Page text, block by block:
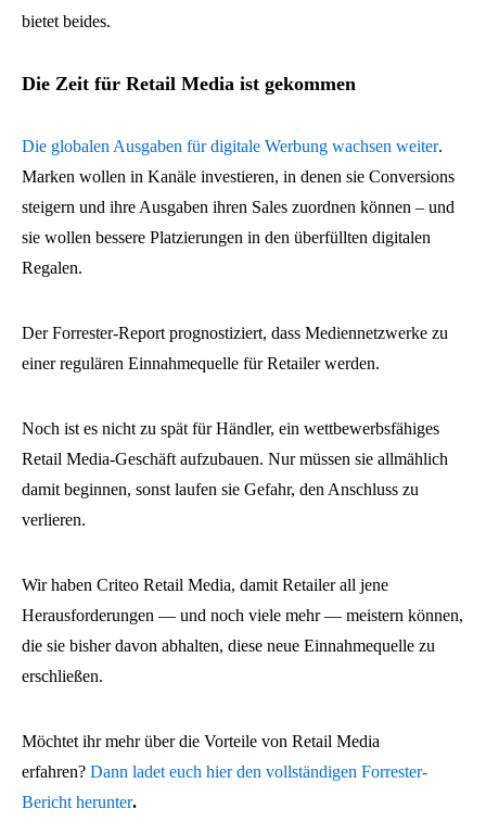
bietet beides.
Die Zeit für Retail Media ist gekommen
Die globalen Ausgaben für digitale Werbung wachsen weiter.
Marken wollen in Kanäle investieren, in denen sie Conversions
steigern und ihre Ausgaben ihren Sales zuordnen können – und
sie wollen bessere Platzierungen in den überfüllten digitalen
Regalen.
Der Forrester-Report prognostiziert, dass Mediennetzwerke zu
einer regulären Einnahmequelle für Retailer werden.
Noch ist es nicht zu spät für Händler, ein wettbewerbsfähiges
Retail Media-Geschäft aufzubauen. Nur müssen sie allmählich
damit beginnen, sonst laufen sie Gefahr, den Anschluss zu
verlieren.
Wir haben Criteo Retail Media, damit Retailer all jene
Herausforderungen — und noch viele mehr — meistern können,
die sie bisher davon abhalten, diese neue Einnahmequelle zu
erschließen.
Möchtet ihr mehr über die Vorteile von Retail Media
erfahren? Dann ladet euch hier den vollständigen Forrester-
Bericht herunter.